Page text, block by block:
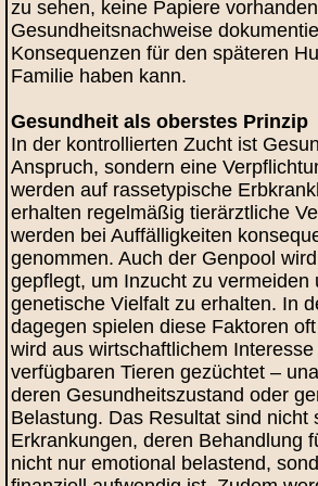
zu sehen, keine Papiere
Gesundheitsnachweise
Konsequenzen für den späteren
Familie haben kann.
Gesundheit als oberstes Prinzip
In der kontrollierten Zucht ist
Anspruch, sondern eine
werden auf rassetypische
erhalten regelmäßig tierärztliche
werden bei Auffälligkeiten
genommen. Auch der Genpool
gepflegt, um Inzucht zu vermeiden
genetische Vielfalt zu erhalten. In
dagegen spielen diese Faktoren
wird aus wirtschaftlichem
verfügbaren Tieren gezüchtet –
deren Gesundheitszustand oder
Belastung. Das Resultat sind nicht
Erkrankungen, deren Behandlung
nicht nur emotional belastend,